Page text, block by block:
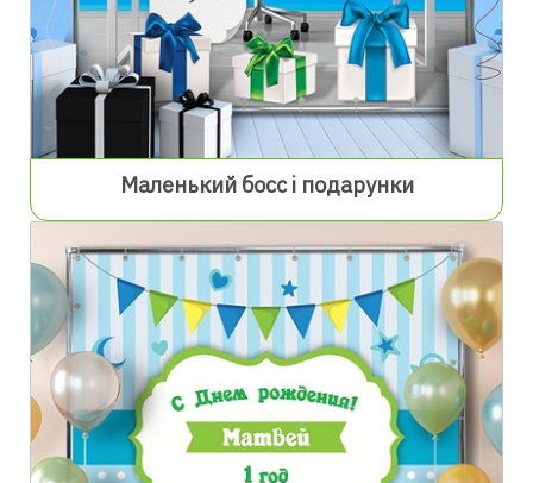
Маленький босс і подарунки